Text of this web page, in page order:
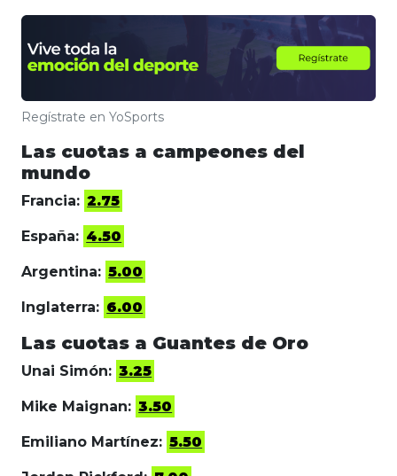
Regístrate en YoSports
Las cuotas a campeones del
mundo
Francia: 2.75
España: 4.50
Argentina: 5.00
Inglaterra: 6.00
Las cuotas a Guantes de Oro
Unai Simón: 3.25
Mike Maignan: 3.50
Emiliano Martínez: 5.50